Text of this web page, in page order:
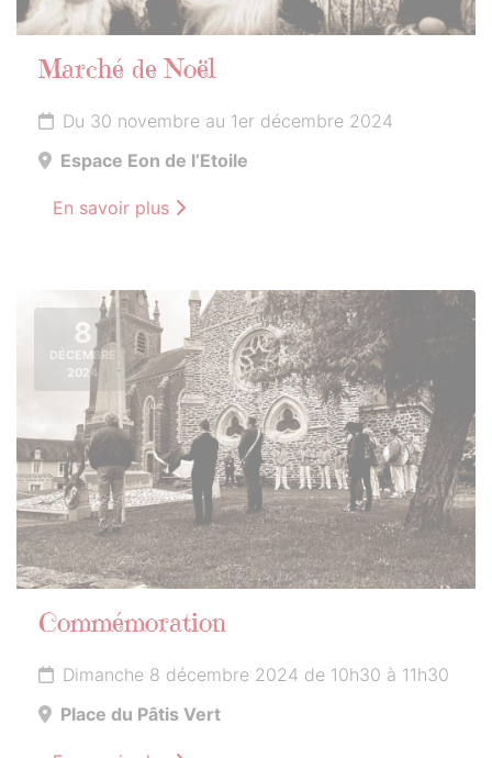
Marché de Noël
Du 30 novembre au 1er décembre 2024
Espace Eon de l’Etoile
En savoir plus
8
DÉCEMBRE
2024
Commémoration
Dimanche 8 décembre 2024 de 10h30 à 11h30
Place du Pâtis Vert